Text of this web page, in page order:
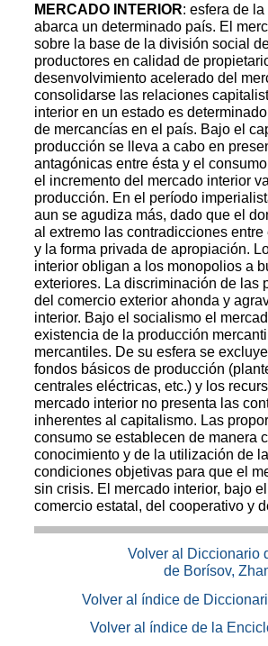
MERCADO INTERIOR: esfera de
abarca un determinado país. El
sobre la base de la división social
productores en calidad de
desenvolvimiento acelerado del
consolidarse las relaciones
interior en un estado es
de mercancías en el país. Bajo el
producción se lleva a cabo en
antagónicas entre ésta y el
el incremento del mercado interior
producción. En el período
aun se agudiza más, dado que el
al extremo las contradicciones
y la forma privada de apropiación.
interior obligan a los monopolios a
exteriores. La discriminación de las
del comercio exterior ahonda y
interior. Bajo el socialismo el
existencia de la producción
mercantiles. De su esfera se
fondos básicos de producción
centrales eléctricas, etc.) y los
mercado interior no presenta las
inherentes al capitalismo. Las
consumo se establecen de manera
conocimiento y de la utilización de
condiciones objetivas para que el
sin crisis. El mercado interior, bajo
comercio estatal, del cooperativo y
Volver al Diccionario
de Borísov,
Volver al índice de
Volver al índice de la